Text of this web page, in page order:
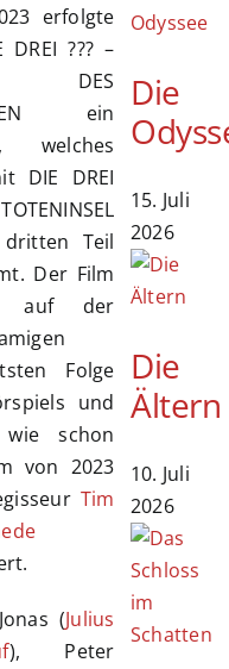
erfolgte
DREI ??? –
DES
ein
welches
DIE DREI
Teil
Der Film
auf der
Folge
und
schon
von 2023
Tim
(Julius
), Peter
Die
15. Juli
2026
Die
Ältern
10. Juli
2026